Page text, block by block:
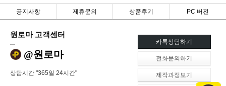
공지사항 제휴문의 상품후기 PC 버전
원로마 고객센터
@원로마
상담시간 "365일 24시간"
카톡상담하기
전화문의하기
제작과정보기